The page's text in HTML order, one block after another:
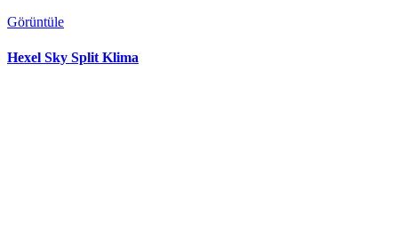
Görüntüle
Hexel Sky Split Klima